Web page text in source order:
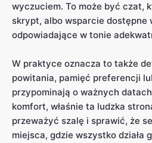
wyczuciem. To może być czat,
skrypt, albo wsparcie dostępne
odpowiadające w tonie
W praktyce oznacza to także
powitania, pamięć preferencji
przypominają o ważnych
komfort, właśnie ta ludzka
przeważyć szalę i sprawić, że
miejsca, gdzie wszystko działa